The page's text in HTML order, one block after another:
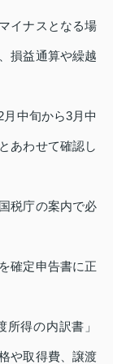
イナスとなる場
損益通算や繰越
中旬から3月中
あわせて確認し
税庁の案内で必
確定申告書に正
得の内訳書」
や取得費、譲渡